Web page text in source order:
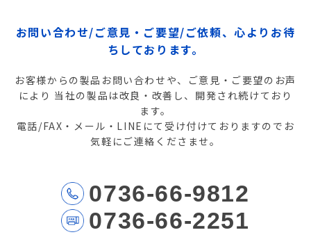
お問い合わせ/ご意見・ご要望/ご依頼、心よりお待
ちしております。
お客様からの製品お問い合わせや、ご意見・ご要望のお声
により 当社の製品は改良・改善し、開発され続けており
ます。
電話/FAX・メール・LINEにて受け付けておりますのでお
気軽にご連絡くださませ。
0736-66-9812
0736-66-2251